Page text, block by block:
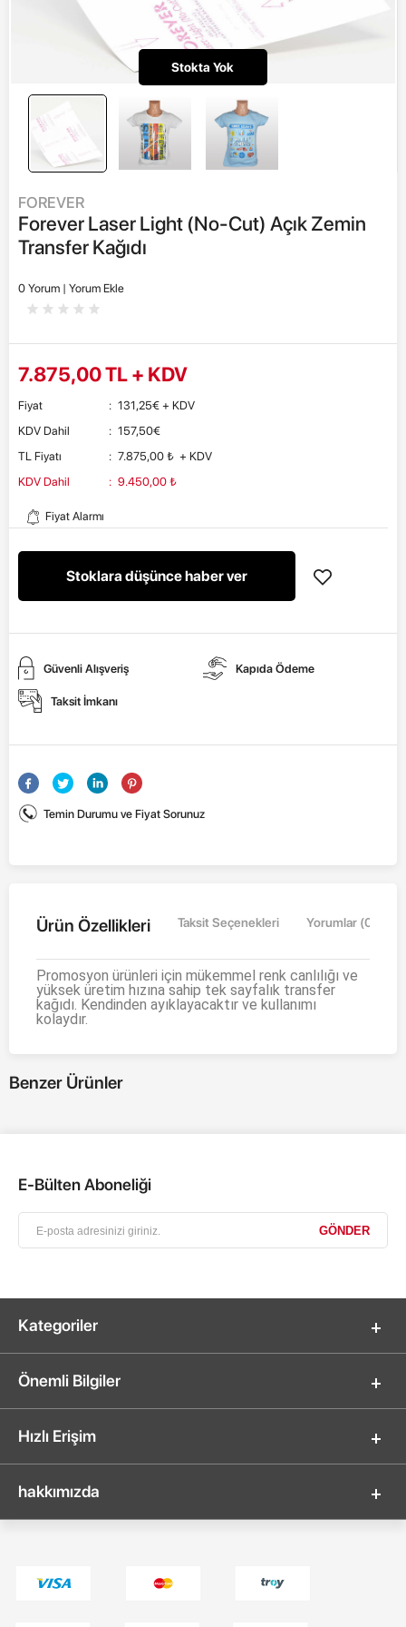
Stokta Yok
FOREVER
Forever Laser Light (No-Cut) Açık Zemin
Transfer Kağıdı
0 Yorum | Yorum Ekle
7.875,00TL + KDV
Fiyat : 131,25€ + KDV
KDV Dahil
: 157,50€
TL Fiyatı
: 7.875,00 ₺ + KDV
KDV Dahil
: 9.450,00 ₺
Fiyat Alarmı
Stoklara düşünce haber ver
Güvenli Alışveriş Kapıda Ödeme
Taksit İmkanı
Temin Durumu ve Fiyat Sorunuz
Ürün Özellikleri Taksit Seçenekleri Yorumlar (0)
Promosyon ürünleri için mükemmel renk canlılığı ve
yüksek üretim hızına sahip tek sayfalık transfer
kağıdı. Kendinden ayıklayacaktır ve kullanımı
kolaydır.
Benzer Ürünler
E-Bülten Aboneliği
Kategoriler
Önemli Bilgiler
Hızlı Erişim
hakkımızda